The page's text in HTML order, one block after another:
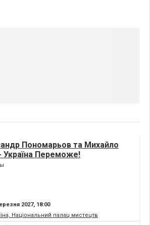
Пономарьов та Михайло
Україна Переможе!
2027, 18:00
Національний палац мистецтв